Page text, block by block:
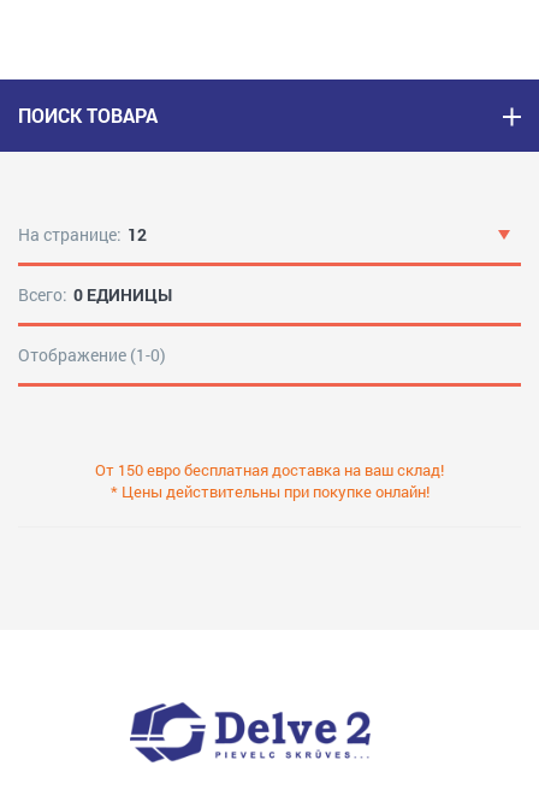
ПОИСК ТОВАРА
На странице: 12
Всего: 0 ЕДИНИЦЫ
Отображение (1-0)
От 150 евро бесплатная доставка на ваш склад!
* Цены действительны при покупке онлайн!